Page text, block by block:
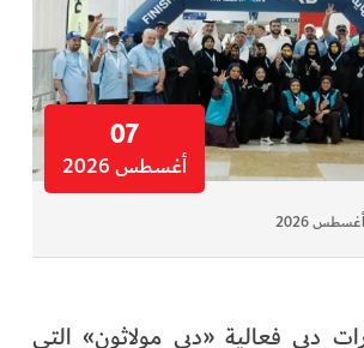
07
أغسطس 2026
2026
دبي فعالية «دبي مولاثون» التي